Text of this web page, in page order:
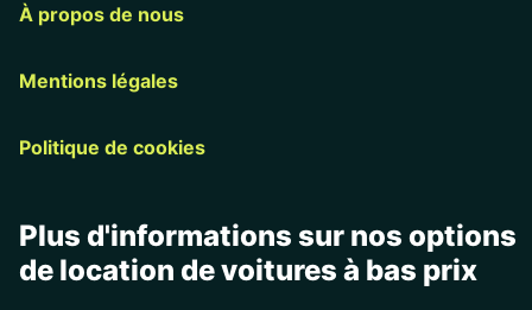
À propos de nous
Mentions légales
Politique de cookies
Plus d'informations sur nos options
de location de voitures à bas prix